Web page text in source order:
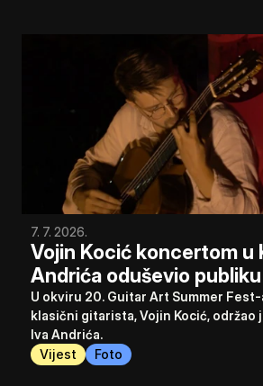
7. 7. 2026.
Vojin Kocić koncertom u
Andrića oduševio publiku
U okviru 20. Guitar Art Summer
klasični gitarista, Vojin Kocić, održao
Iva Andrića.
Vijest
Foto